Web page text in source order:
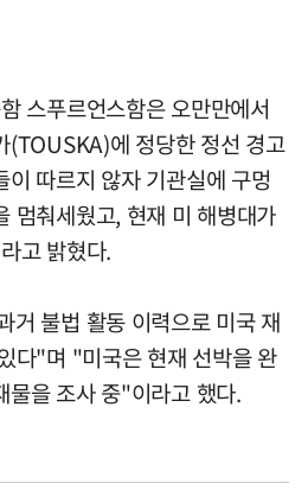
스푸르언스함은 오만만에서
(TOUSKA)에 정당한 정선 경고
따르지 않자 기관실에 구멍
멈춰세웠고, 현재 미 해병대가
고 밝혔다.
거 불법 활동 이력으로 미국 재
다"며 "미국은 현재 선박을 완
물을 조사 중"이라고 했다.